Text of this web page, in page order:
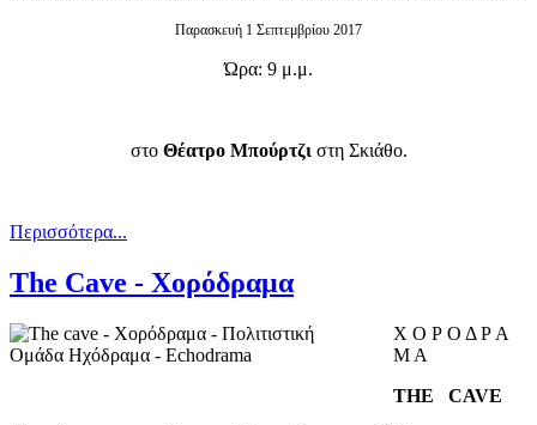
Παρασκευή 1 Σεπτεμβρίου 2017
Ώρα: 9 μ.μ.
στο Θέατρο Μπούρτζιστη Σκιάθο.
Περισσότερα...
The Cave - Χορόδραμα
Χ Ο Ρ Ο Δ Ρ Α
Μ Α
THE CAVE